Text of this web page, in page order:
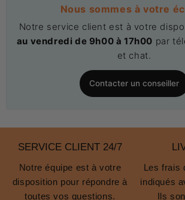
Nous sommes à votre
Notre service client est à votre
au vendredi de 9h00 à 17h00 par
et chat.
Contacter un conseiller
SERVICE CLIENT 24/7
Notre équipe est à votre
disposition pour répondre à
toutes vos questions.
Les frais
indiqués
Ils